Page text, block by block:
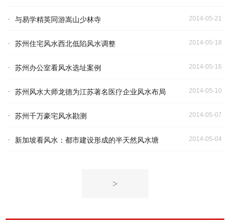
与易学精英同游嵩山少林寺 2014-05-21
苏州住宅风水西北低陷风水调整 2014-05-18
苏州办公室看风水选址案例 2014-05-16
苏州风水大师龙德为江苏著名医疗企业风水布局 2014-05-10
苏州千万豪宅风水勘测 2014-05-07
新加坡看风水：都市建设形成的半天然风水塘 2014-05-04
>